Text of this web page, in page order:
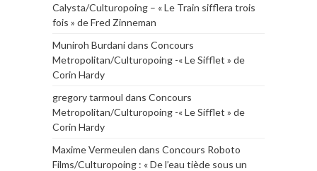
Calysta/Culturopoing – « Le Train sifflera trois
fois » de Fred Zinneman
Muniroh Burdanidans Concours
Metropolitan/Culturopoing -« Le Sifflet » de
Corin Hardy
gregory tarmoul dans Concours
Metropolitan/Culturopoing -« Le Sifflet » de
Corin Hardy
Maxime Vermeulen dans Concours Roboto
Films/Culturopoing : « De l’eau tiède sous un